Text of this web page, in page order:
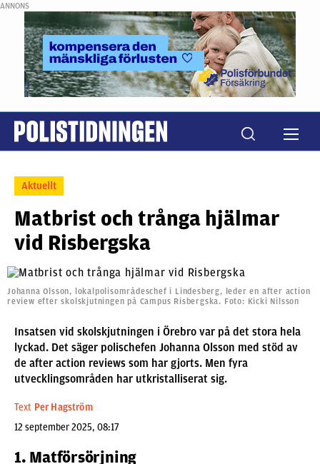
ANNONS
Aktuellt
Matbrist och trånga hjälmar
vid Risbergska
Johanna Olsson, lokalpolisområdeschef i Lindesberg, leder en after action
review efter skolskjutningen på Campus Risbergska. Foto: Kicki Nilsson
Insatsen vid skolskjutningen i Örebro var på det stora hela
lyckad. Det säger polischefen Johanna Olsson med stöd av
de after action reviews som har gjorts. Men fyra
utvecklingsområden har utkristalliserat sig.
Text Per Hagström
12 september 2025, 08:17
1. Matförsörjning